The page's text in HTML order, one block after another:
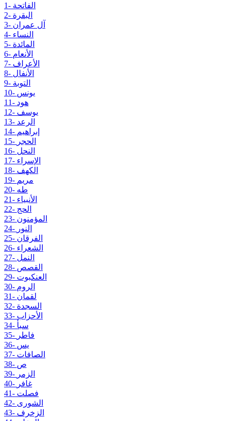
1- الفاتحة
2- البقرة
3- آل عمران
4- النساء
5- المائدة
6- الأنعام
7- الأعراف
8- الأنفال
9- التوبة
10- يونس
11- هود
12- يوسف
13- الرعد
14- إبراهيم
15- الحجر
16- النحل
17- الإسراء
18- الكهف
19- مريم
20- طه
21- الأنبياء
22- الحج
23- المؤمنون
24- النور
25- الفرقان
26- الشعراء
27- النمل
28- القصص
29- العنكبوت
30- الروم
31- لقمان
32- السجدة
33- الأحزاب
34- سبأ
35- فاطر
36- يس
37- الصافات
38- ص
39- الزمر
40- غافر
41- فصلت
42- الشورى
43- الزخرف